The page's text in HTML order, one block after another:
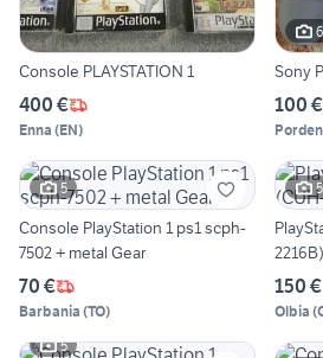
Console PLAYSTATION 1
400 €
Enna (EN)
6
Sony
100 €
5
Console PlayStation 1 ps1 scph-
7502 + metal Gear
70 €
Barbania (TO)
5
150 €
Olbia (
5